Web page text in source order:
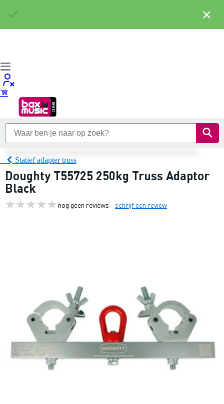
Statief adapter truss
Doughty T55725 250kg Truss Adaptor
Black
nog geen reviews schrijf een review
×